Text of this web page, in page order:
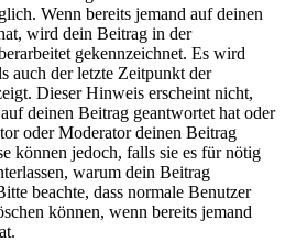
Wenn bereits jemand auf deinen
wird dein Beitrag in der
gekennzeichnet. Es wird
auch der letzte Zeitpunkt der
Dieser Hinweis erscheint nicht,
deinen Beitrag geantwortet hat oder
oder Moderator deinen Beitrag
können jedoch, falls sie es für nötig
warum dein Beitrag
beachte, dass normale Benutzer
können, wenn bereits jemand